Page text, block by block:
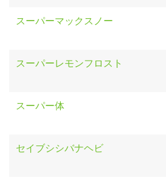
スーパーマックスノー
スーパーレモンフロスト
スーパー体
セイブシシバナヘビ